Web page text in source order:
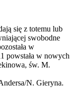
się z totemu lub
swobodne
w
powstała w nowych
św. M.
N. Gieryna.